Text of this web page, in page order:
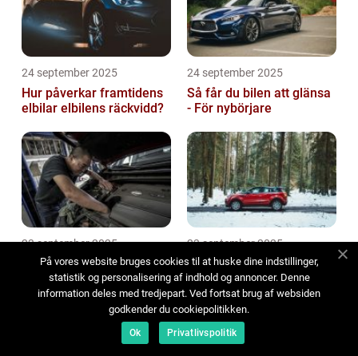
24 september 2025
Hur påverkar framtidens
elbilar elbilens räckvidd?
24 september 2025
Så får du bilen att glänsa
- För nybörjare
23 september 2025
Bromsvätskans betydelse
för säkerheten
23 september 2025
Vinterkörning – vad
innebär det för dig som
bilägare?
På vores website bruges cookies til at huske dine indstillinger,
statistik og personalisering af indhold og annoncer. Denne
information deles med tredjepart. Ved fortsat brug af websiden
godkender du cookiepolitikken.
Ok Privatlivspolitik